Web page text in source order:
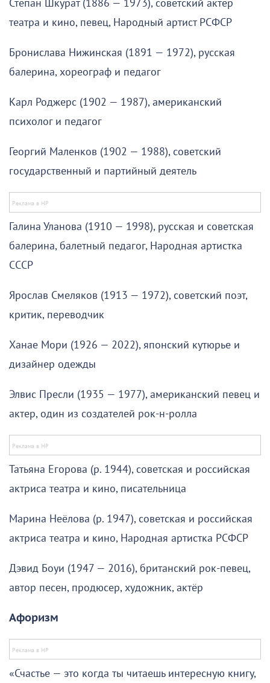
Степан Шкурат (1886 — 1973), советский актёр
театра и кино, певец, Народный артист РСФСР
Бронислава Нижинская (1891 — 1972), русская
балерина, хореограф и педагог
Карл Роджерс (1902 — 1987), американский
психолог и педагог
Георгий Маленков (1902 — 1988), советский
государственный и партийный деятель
Галина Уланова (1910 — 1998), русская и советская
балерина, балетный педагог, Народная артистка
СССР
Ярослав Смеляков (1913 — 1972), советский поэт,
критик, переводчик
Ханае Мори (1926 — 2022), японский кутюрье и
дизайнер одежды
Элвис Пресли (1935 — 1977), американский певец и
актер, один из создателей рок-н-ролла
Татьяна Егорова (р. 1944), советская и российская
актриса театра и кино, писательница
Марина Неёлова (р. 1947), советская и российская
актриса театра и кино, Народная артистка РСФСР
Дэвид Боуи (1947 — 2016), британский рок-певец,
автор песен, продюсер, художник, актёр
Афоризм
«Счастье — это когда ты читаешь интересную книгу,